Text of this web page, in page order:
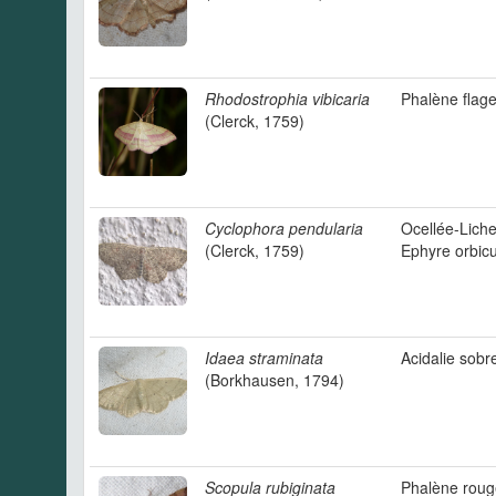
Rhodostrophia vibicaria
(Clerck, 1759)
Phalène
Cyclophora pendularia
(Clerck, 1759)
Ocellée-
Ephyre
Idaea straminata
(Borkhausen, 1794)
Acidalie
Scopula rubiginata Phalène